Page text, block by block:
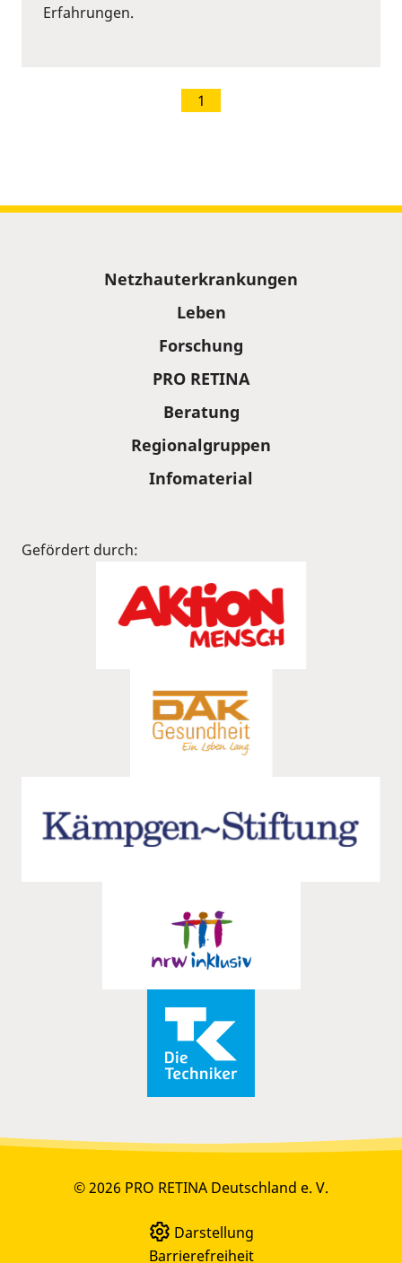
Erfahrungen.
1
Netzhauterkrankungen
Leben
Forschung
PRO RETINA
Beratung
Regionalgruppen
Infomaterial
Gefördert durch:
© 2026 PRO RETINA Deutschland e. V.
Darstellung
Barrierefreiheit